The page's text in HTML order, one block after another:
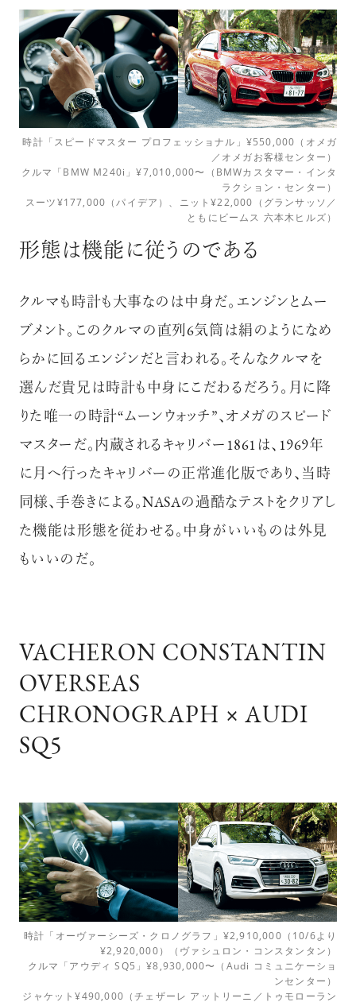
時計「スピードマスター プロフェッショナル」¥550,000（オメガ
／オメガお客様センター）
クルマ「BMW M240i」¥7,010,000〜（BMWカスタマー・インタ
ラクション・センター）
スーツ¥177,000（パイデア）、ニット¥22,000（グランサッソ／
ともにビームス 六本木ヒルズ）
形態は機能に従うのである
クルマも時計も大事なのは中身だ。エンジンとムー
ブメント。このクルマの直列6気筒は絹のようになめ
らかに回るエンジンだと言われる。そんなクルマを
選んだ貴兄は時計も中身にこだわるだろう。月に降
りた唯一の時計“ムーンウォッチ”、オメガのスピード
マスターだ。内蔵されるキャリバー1861は、1969年
に月へ行ったキャリバーの正常進化版であり、当時
同様、手巻きによる。NASAの過酷なテストをクリアし
た機能は形態を従わせる。中身がいいものは外見
もいいのだ。
VACHERON CONSTANTIN
OVERSEAS
CHRONOGRAPH × AUDI
SQ5
時計「オーヴァーシーズ・クロノグラフ」¥2,910,000（10/6より
¥2,920,000）（ヴァシュロン・コンスタンタン）
クルマ「アウディ SQ5」¥8,930,000〜（Audi コミュニケーショ
ンセンター）
ジャケット¥490,000（チェザーレ アットリーニ／トゥモローラン